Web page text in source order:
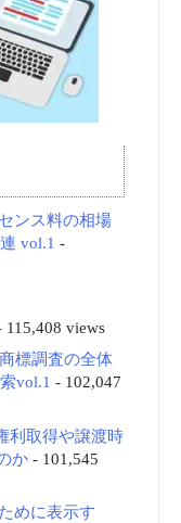
ンス料の相場
vol.1 -
115,408 views
標調査の全体
vol.1 - 102,047
利取得や譲渡時
か- 101,545
めに表示す